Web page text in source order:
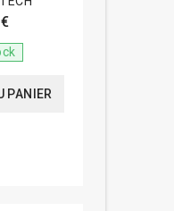
PANIER